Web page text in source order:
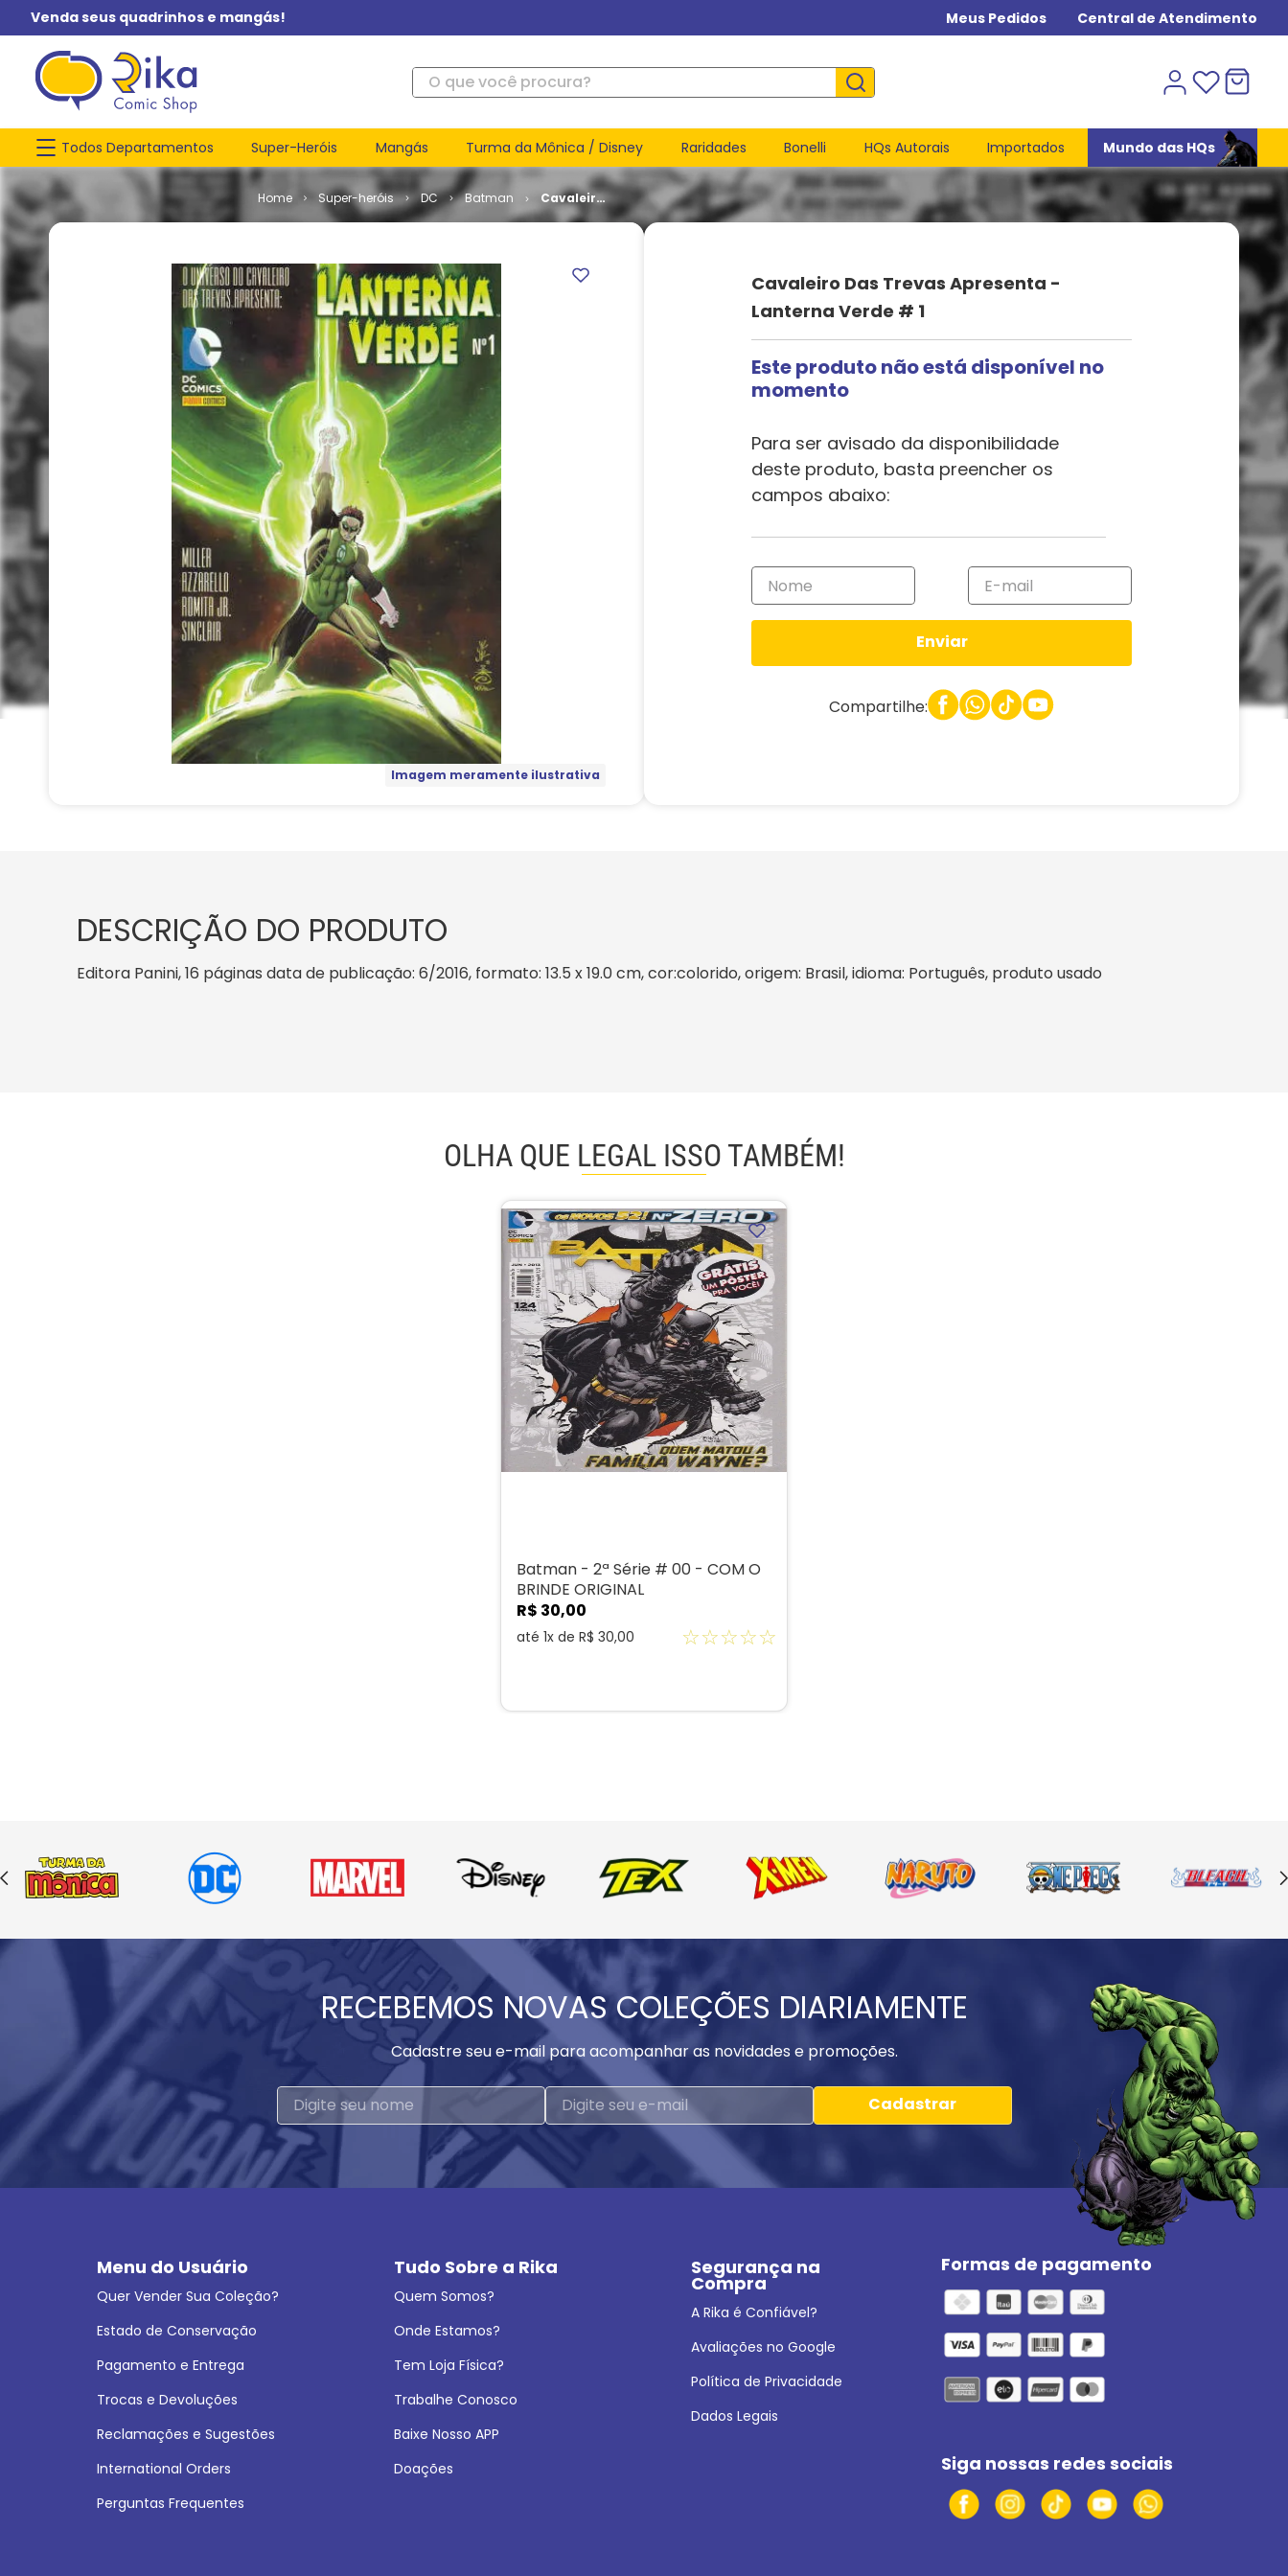
Venda seus quadrinhos e mangás! Meus Pedidos Central de Atendimento
O que você procura?
Todos Departamentos Super-Heróis Mangás Turma da Mônica / Disney Raridades Bonelli HQs Autorais Importados Mundo das HQs
Super-heróis DC Batman
Cavaleiro
das Trevas
Verde # 1
Imagem meramente ilustrativa
Cavaleiro Das Trevas Apresenta -
Lanterna Verde # 1
Este produto não está disponível no
momento
Para ser avisado da disponibilidade
deste produto, basta preencher os
campos abaixo:
Enviar
Compartilhe:
DESCRIÇÃO DO PRODUTO
Editora Panini, 16 páginas data de publicação: 6/2016, formato: 13.5 x 19.0 cm, cor:colorido, origem: Brasil, idioma: Português, produto usado
OLHA QUE LEGAL ISSO TAMBÉM!
Batman - 2ª Série # 00 - COM O
BRINDE ORIGINAL
R$ 30,00
até 1x de R$ 30,00 ☆☆☆☆☆
RECEBEMOS NOVAS COLEÇÕES DIARIAMENTE
Cadastre seu e-mail para acompanhar as novidades e promoções.
Cadastrar
Menu do Usuário
Quer Vender Sua Coleção?
Estado de Conservação
Pagamento e Entrega
Trocas e Devoluções
Reclamações e Sugestões
International Orders
Perguntas Frequentes
Tudo Sobre a Rika
Quem Somos?
Onde Estamos?
Tem Loja Física?
Trabalhe Conosco
Baixe Nosso APP
Doações
Segurança na
Compra
A Rika é Confiável?
Avaliações no Google
Política de Privacidade
Dados Legais
Formas de pagamento
Siga nossas redes sociais